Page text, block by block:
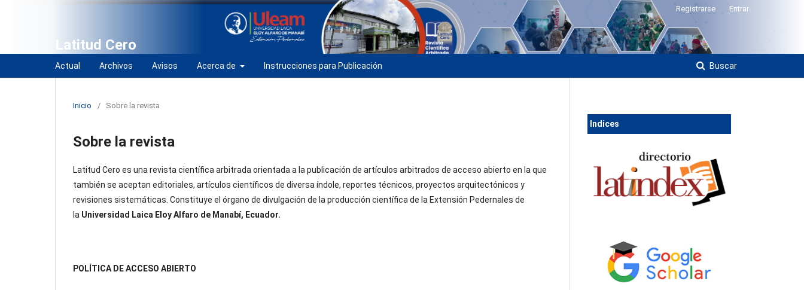
Latitud Cero
Actual Archivos Avisos Acerca de Instrucciones para Publicación Buscar
Registrarse Entrar
Inicio / Sobre la revista
Sobre la revista
Latitud Cero es una revista científica arbitrada orientada a la publicación de artículos arbitrados de acceso abierto en la que
también se aceptan editoriales, artículos científicos de diversa índole, reportes técnicos, proyectos arquitectónicos y
revisiones sistemáticas. Constituye el órgano de divulgación de la producción científica de la Extensión Pedernales de
la Universidad Laica Eloy Alfaro de Manabí, Ecuador.
POLÍTICA DE ACCESO ABIERTO
Ind ices